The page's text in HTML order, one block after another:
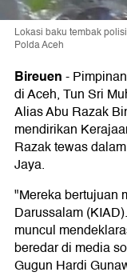
Lokasi baku tembak
Polda Aceh
Bireuen-
di Aceh,Tun Sri
Alias Abu Razak
mendirikan
Razak tewas
Jaya.
"Mereka bertujuan
Darussalam
muncul
beredar di media
Gugun Hardi